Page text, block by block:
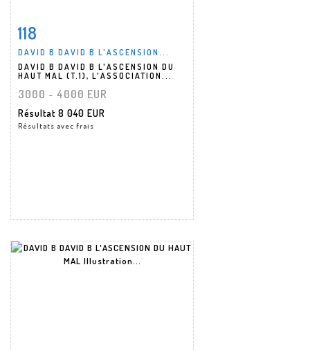
Fiche détaillée
118
DAVID B DAVID B L'ASCENSION...
DAVID B DAVID B L'ASCENSION DU
HAUT MAL (T.1), L'ASSOCIATION...
3000 - 4000 EUR
Résultat 8 040 EUR
Résultats avec frais